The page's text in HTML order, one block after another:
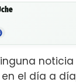
el día a